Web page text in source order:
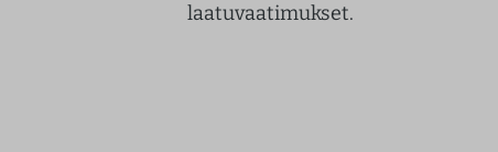
laatuvaatimukset.